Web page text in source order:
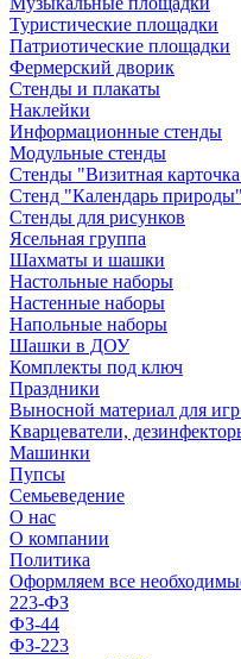
Туристические площадки
Патриотические площадки
Фермерский дворик
Стенды и плакаты
Наклейки
Информационные стенды
Модульные стенды
Стенды "Визитная карточка
Стенд "Календарь природы"
Стенды для рисунков
Ясельная группа
Шахматы и шашки
Настольные наборы
Настенные наборы
Напольные наборы
Шашки в ДОУ
Комплекты под ключ
Праздники
Выносной материал для
Кварцеватели,
Машинки
Пупсы
Семьеведение
О нас
О компании
Политика
Оформляем все
223-ФЗ
ФЗ-44
ФЗ-223